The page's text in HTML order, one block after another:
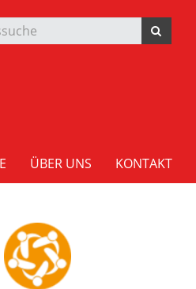
ÜBER UNS KONTAKT